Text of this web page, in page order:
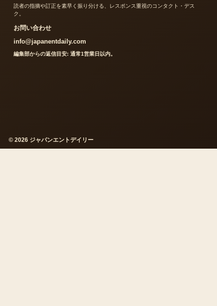
読者の指摘や訂正を素早く振り分ける、レスポンス重視のコンタクト・デス
ク。
お問い合わせ
info@japanentdaily.com
編集部からの返信目安: 通常1営業日以内。
© 2026 ジャパンエントデイリー